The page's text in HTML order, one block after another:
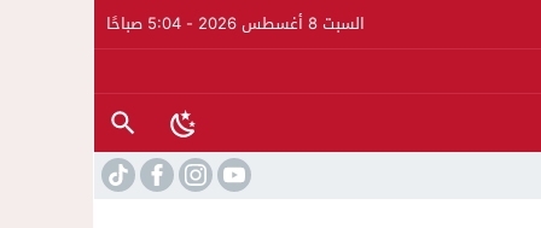
السبت 8 أغسطس 2026 - 5:04 صباحًا